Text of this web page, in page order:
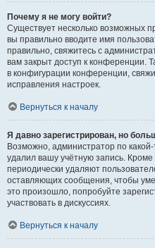
Почему я не могу войти?
Существует несколько возможных
вы правильно вводите имя
правильно, свяжитесь с
вам закрыт доступ к конференции.
в конфигурации конференции,
исправления настроек.
Вернуться к началу
Я давно зарегистрирован, но
Возможно, администратор по
удалил вашу учётную запись.
периодически удаляют
оставляющих сообщения, чтобы
это произошло, попробуйте
участвовать в дискуссиях.
Вернуться к началу